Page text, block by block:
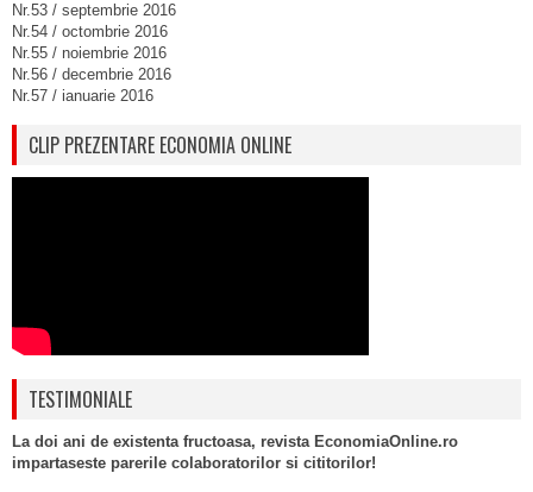
Nr.53 / septembrie 2016
Nr.54 / octombrie 2016
Nr.55 / noiembrie 2016
Nr.56 / decembrie 2016
Nr.57 / ianuarie 2016
CLIP PREZENTARE ECONOMIA ONLINE
TESTIMONIALE
La doi ani de existenta fructoasa, revista EconomiaOnline.ro
impartaseste parerile colaboratorilor si cititorilor!